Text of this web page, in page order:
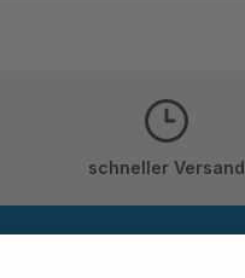
schneller Versand